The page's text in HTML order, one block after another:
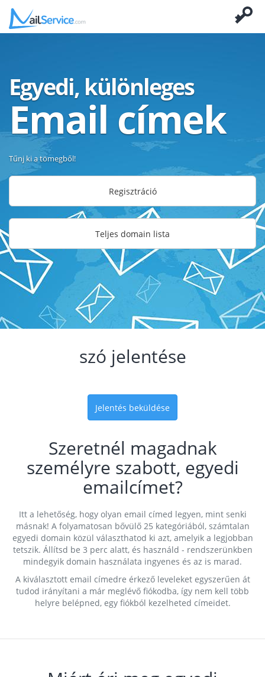
Egyedi, különleges
Email címek
Tűnj ki a tömegből!
Regisztráció
Teljes domain lista
szó jelentése
Jelentés beküldése
Szeretnél magadnak
személyre szabott, egyedi
emailcímet?
Itt a lehetőség, hogy olyan email címed legyen, mint senki
másnak! A folyamatosan bővülő 25 kategóriából, számtalan
egyedi domain közül választhatod ki azt, amelyik a legjobban
tetszik. Állítsd be 3 perc alatt, és használd - rendszerünkben
mindegyik domain használata ingyenes és az is marad.
A kiválasztott email címedre érkező leveleket egyszerűen át
tudod irányítani a már meglévő fiókodba, így nem kell több
helyre belépned, egy fiókból kezelheted címeidet.